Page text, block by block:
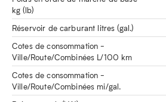
kg (lb)
Réservoir de carburant litres (gal.)
Cotes de consommation -
Ville/Route/Combinées L/100 km
Cotes de consommation -
Ville/Route/Combinées mi/gal.